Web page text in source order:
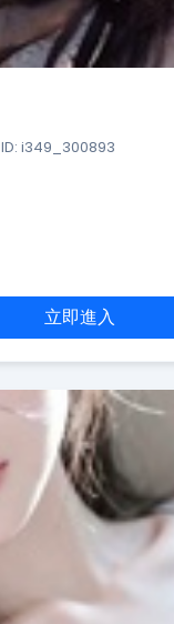
ID: i349_300893
立即進入